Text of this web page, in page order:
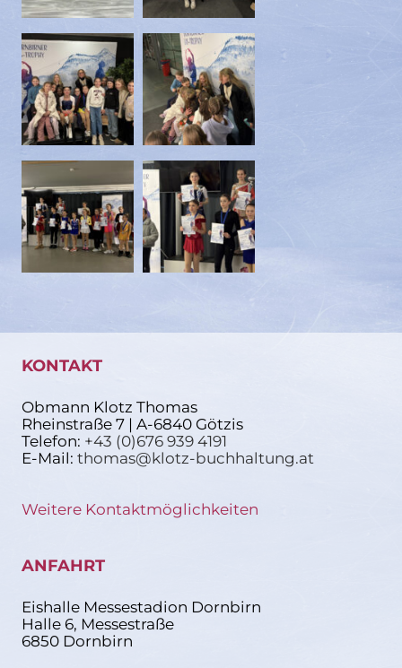
KONTAKT
Obmann Klotz Thomas
Rheinstraße 7 | A-6840 Götzis
Telefon: +43 (0)676 939 4191
E-Mail: thomas@klotz-buchhaltung.at
Weitere Kontaktmöglichkeiten
ANFAHRT
Eishalle Messestadion Dornbirn
Halle 6, Messestraße
6850 Dornbirn